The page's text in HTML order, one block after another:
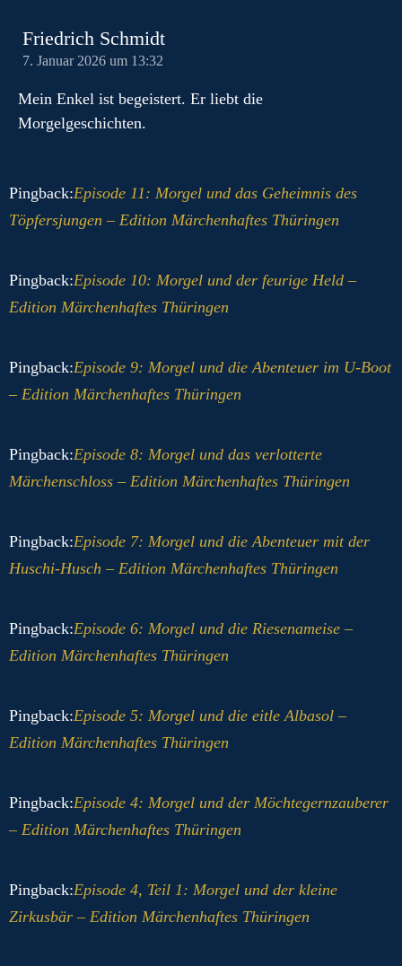
Friedrich Schmidt
7. Januar 2026 um 13:32
Mein Enkel ist begeistert. Er liebt die
Morgelgeschichten.
Pingback:Episode 11: Morgel und das Geheimnis des
Töpfersjungen – Edition Märchenhaftes Thüringen
Pingback:Episode 10: Morgel und der feurige Held –
Edition Märchenhaftes Thüringen
Pingback:Episode 9: Morgel und die Abenteuer im U-Boot
– Edition Märchenhaftes Thüringen
Pingback:Episode 8: Morgel und das verlotterte
Märchenschloss – Edition Märchenhaftes Thüringen
Pingback:Episode 7: Morgel und die Abenteuer mit der
Huschi-Husch – Edition Märchenhaftes Thüringen
Pingback:Episode 6: Morgel und die Riesenameise –
Edition Märchenhaftes Thüringen
Pingback:Episode 5: Morgel und die eitle Albasol –
Edition Märchenhaftes Thüringen
Pingback:Episode 4: Morgel und der Möchtegernzauberer
– Edition Märchenhaftes Thüringen
Pingback:Episode 4, Teil 1: Morgel und der kleine
Zirkusbär – Edition Märchenhaftes Thüringen